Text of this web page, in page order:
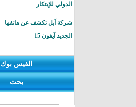
الدولي للإبتكار
شركة آبل تكشف عن هاتفها
الجديد آيفون 15
الفيس بوك
بحث